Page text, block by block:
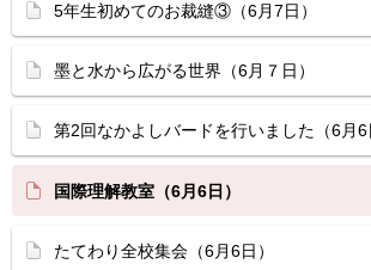
5年生初めてのお裁縫③（6月7日）
墨と水から広がる世界（6月７日）
第2回なかよしバードを行いました（6月6
国際理解教室（6月6日）
たてわり全校集会（6月6日）